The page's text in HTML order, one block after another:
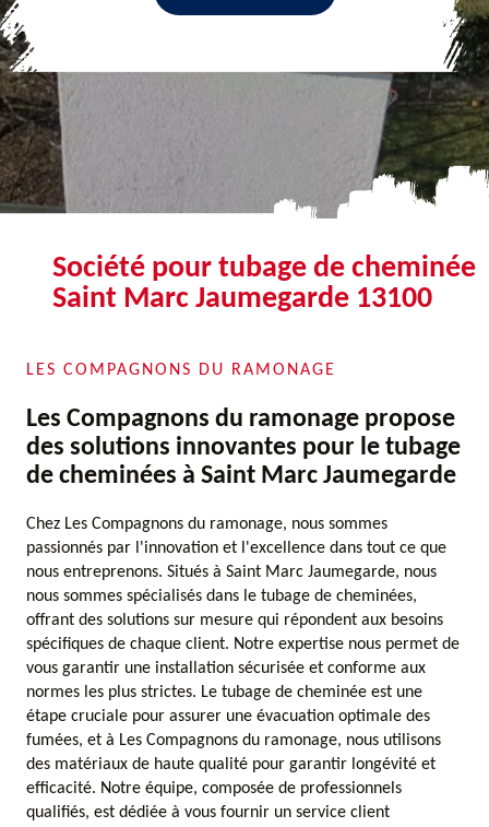
Société pour tubage de cheminée
Saint Marc Jaumegarde 13100
LES COMPAGNONS DU RAMONAGE
Les Compagnons du ramonage propose
des solutions innovantes pour le tubage
de cheminées à Saint Marc Jaumegarde
Chez Les Compagnons du ramonage, nous sommes
passionnés par l'innovation et l'excellence dans tout ce que
nous entreprenons. Situés à Saint Marc Jaumegarde, nous
nous sommes spécialisés dans le tubage de cheminées,
offrant des solutions sur mesure qui répondent aux besoins
spécifiques de chaque client. Notre expertise nous permet de
vous garantir une installation sécurisée et conforme aux
normes les plus strictes. Le tubage de cheminée est une
étape cruciale pour assurer une évacuation optimale des
fumées, et à Les Compagnons du ramonage, nous utilisons
des matériaux de haute qualité pour garantir longévité et
efficacité. Notre équipe, composée de professionnels
qualifiés, est dédiée à vous fournir un service client